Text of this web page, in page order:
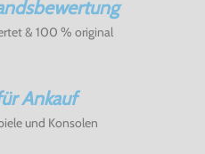
& 100 % original
Ankauf
und Konsolen